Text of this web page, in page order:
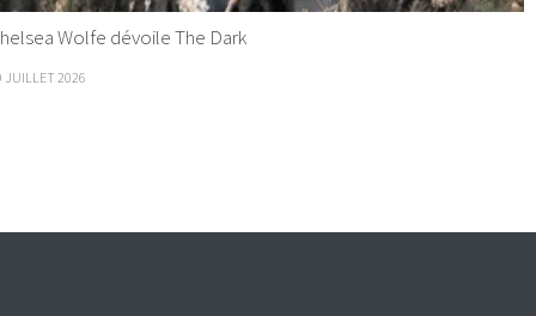
Wolfe dévoile The Dark
JUILLET 2026